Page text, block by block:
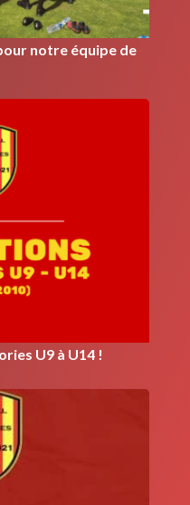
notre équipe de
U9 à U14 !